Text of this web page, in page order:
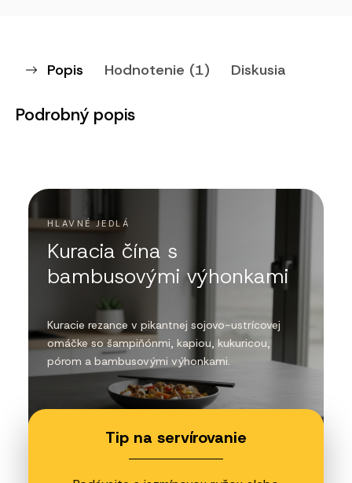
Popis Hodnotenie (1) Diskusia
Podrobný popis
HLAVNÉ JEDLÁ
Kuracia čína s
bambusovými výhonkami
Kuracie rezance v pikantnej sojovo-ustrícovej
omáčke so šampiňónmi, kapiou, kukuricou,
pórom a bambusovými výhonkami.
Tip na servírovanie